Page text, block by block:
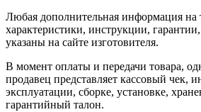
Любая дополнительная информация на
характеристики, инструкции,
указаны на сайте изготовителя.
В момент оплаты и передачи товара,
продавец представляет кассовый чек,
эксплуатации, сборке, установке,
гарантийный талон.